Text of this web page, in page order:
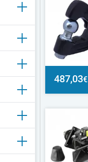
487,03€